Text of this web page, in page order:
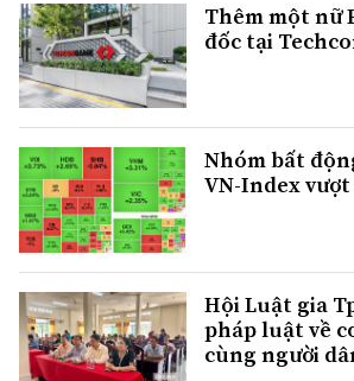
Thêm một nữ
đốc tại
Nhóm bất
VN-Index vượt
Hội Luật gia
pháp luật về
cùng người